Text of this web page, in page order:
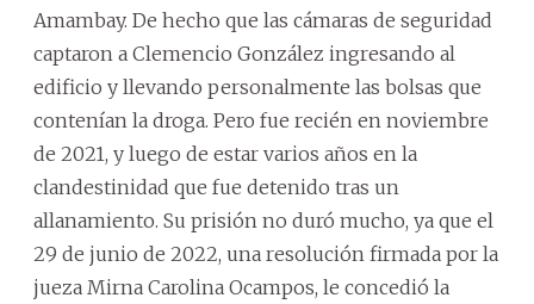
Amambay. De hecho que las cámaras de seguridad
captaron a Clemencio González ingresando al
edificio y llevando personalmente las bolsas que
contenían la droga. Pero fue recién en noviembre
de 2021, y luego de estar varios años en la
clandestinidad que fue detenido tras un
allanamiento. Su prisión no duró mucho, ya que el
29 de junio de 2022, una resolución firmada por la
jueza Mirna Carolina Ocampos, le concedió la